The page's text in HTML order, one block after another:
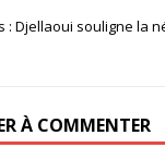
: Djellaoui souligne la
À COMMENTER